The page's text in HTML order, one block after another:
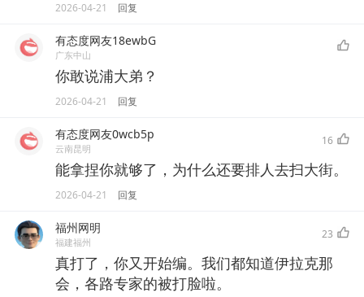
2026-04-21 回复
有态度网友18ewbG
广东中山
你敢说浦大弟？
2026-04-21 回复
有态度网友0wcb5p
云南昆明
16
能拿捏你就够了，为什么还要排人去扫大街。
2026-04-21 回复
福州网明
福建福州
23
真打了，你又开始编。我们都知道伊拉克那
会，各路专家的被打脸啦。